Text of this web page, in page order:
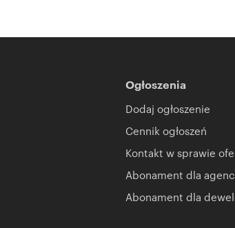
Ogłoszenia
Dodaj ogłoszenie
Cennik ogłoszeń
Kontakt w sprawie
Abonament dla
Abonament dla